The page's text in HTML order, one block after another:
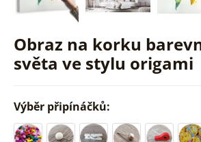
Obraz na korku
světa ve stylu origami
Výběr připínáčků: